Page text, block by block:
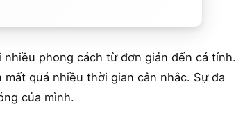
phong cách từ đơn giản đến cá tính.
quá nhiều thời gian cân nhắc. Sự đa
của mình.